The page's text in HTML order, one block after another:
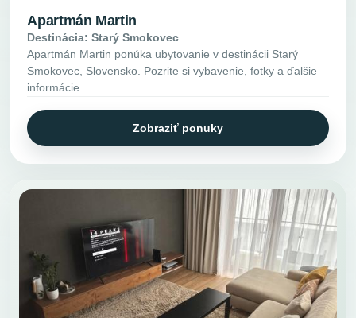
Apartmán Martin
Destinácia: Starý Smokovec
Apartmán Martin ponúka ubytovanie v destinácii Starý
Smokovec, Slovensko. Pozrite si vybavenie, fotky a ďalšie
informácie.
Zobraziť ponuky